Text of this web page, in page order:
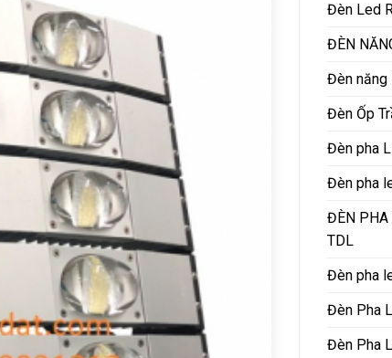
Đèn Led
ĐÈN
Đèn năng
Đèn Ốp
Đèn pha
Đèn pha
ĐÈN PHA
TDL
Đèn pha
Đèn Pha
Đèn Pha